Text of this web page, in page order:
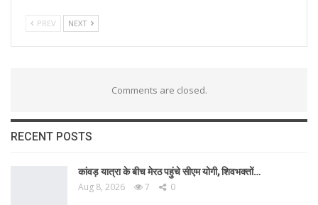
PREV NEXT
Comments are closed.
RECENT POSTS
कांवड़ यात्रा के बीच मेरठ पहुंचे सीएम योगी, शिवभक्तों…
Aug 8, 2026 7 0